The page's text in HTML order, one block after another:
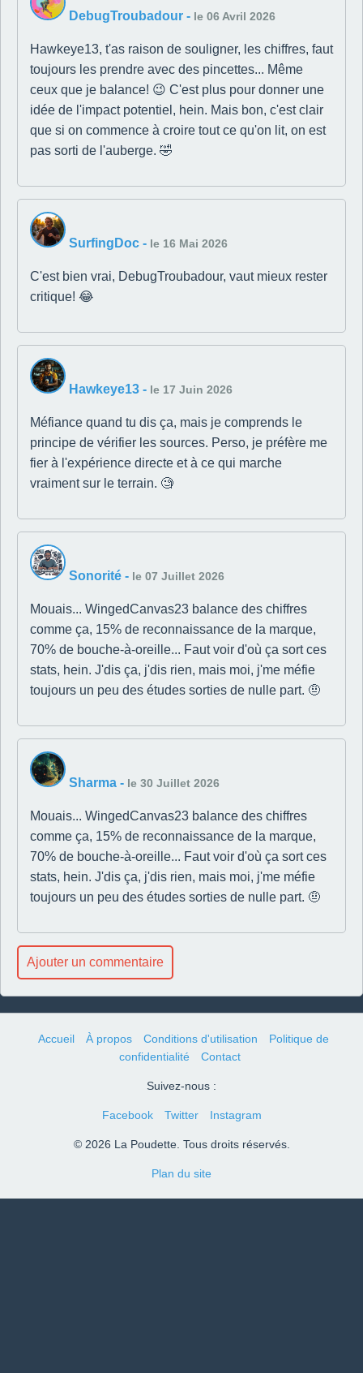
DebugTroubadour - le 06 Avril 2026
Hawkeye13, t'as raison de souligner, les chiffres, faut
toujours les prendre avec des pincettes... Même
ceux que je balance! 😉 C'est plus pour donner une
idée de l'impact potentiel, hein. Mais bon, c'est clair
que si on commence à croire tout ce qu'on lit, on est
pas sorti de l'auberge. 🤣
SurfingDoc - le 16 Mai 2026
C'est bien vrai, DebugTroubadour, vaut mieux rester
critique! 😂
Hawkeye13 - le 17 Juin 2026
Méfiance quand tu dis ça, mais je comprends le
principe de vérifier les sources. Perso, je préfère me
fier à l'expérience directe et à ce qui marche
vraiment sur le terrain. 🧐
Sonorité - le 07 Juillet 2026
Mouais... WingedCanvas23 balance des chiffres
comme ça, 15% de reconnaissance de la marque,
70% de bouche-à-oreille... Faut voir d'où ça sort ces
stats, hein. J'dis ça, j'dis rien, mais moi, j'me méfie
toujours un peu des études sorties de nulle part. 🤨
Sharma - le 30 Juillet 2026
Mouais... WingedCanvas23 balance des chiffres
comme ça, 15% de reconnaissance de la marque,
70% de bouche-à-oreille... Faut voir d'où ça sort ces
stats, hein. J'dis ça, j'dis rien, mais moi, j'me méfie
toujours un peu des études sorties de nulle part. 🤨
Ajouter un commentaire
Accueil À propos Conditions d'utilisation
Politique de
confidentialité
Contact
Suivez-nous :
Facebook Twitter Instagram
© 2026 La Poudette. Tous droits réservés.
Plan du site